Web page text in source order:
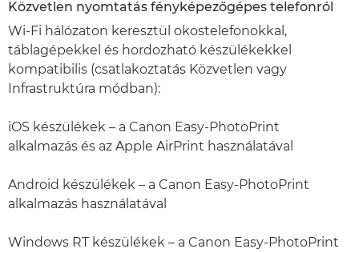
Közvetlen nyomtatás fényképezőgépes telefonról
Wi-Fi hálózaton keresztül okostelefonokkal,
táblagépekkel és hordozható készülékekkel
kompatibilis (csatlakoztatás Közvetlen vagy
Infrastruktúra módban):
iOS készülékek – a Canon Easy-PhotoPrint
alkalmazás és az Apple AirPrint használatával
Android készülékek – a Canon Easy-PhotoPrint
alkalmazás használatával
Windows RT készülékek – a Canon Easy-PhotoPrint